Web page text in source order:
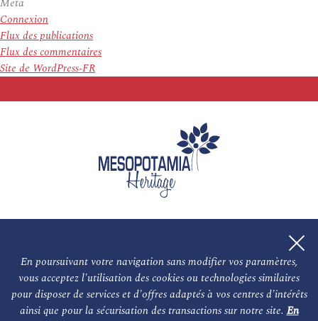
En poursuivant votre navigation sans modifier vos paramètres,
vous acceptez l'utilisation des cookies ou technologies similaires
pour disposer de services et d'offres adaptés à vos centres d'intérêts
ainsi que pour la sécurisation des transactions sur notre site.En
Connexion
Flux des publications
Flux des commentaires
Site de WordPress-FR
L'association NOS PARTENAIRES
Le conseil scientifique et nos experts Les auteurs